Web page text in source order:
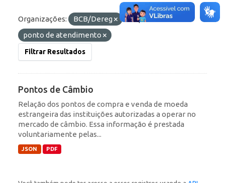
Organizações: BCB/Dereg
Etiquetas:
ponto de atendimento
Filtrar Resultados
Pontos de Câmbio
Relação dos pontos de compra e venda de moeda
estrangeira das instituições autorizadas a operar no
mercado de câmbio. Essa informação é prestada
voluntariamente pelas...
JSON PDF